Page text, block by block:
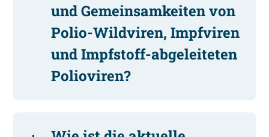
und Gemeinsamkeiten von
Polio-Wildviren, Impfviren
und Impfstoff-abgeleiteten
Polioviren?